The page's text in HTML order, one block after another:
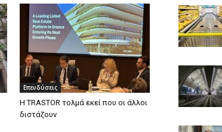
Επενδύσεις
H TRASTOR τολμά εκεί που οι άλλοι
διστάζουν